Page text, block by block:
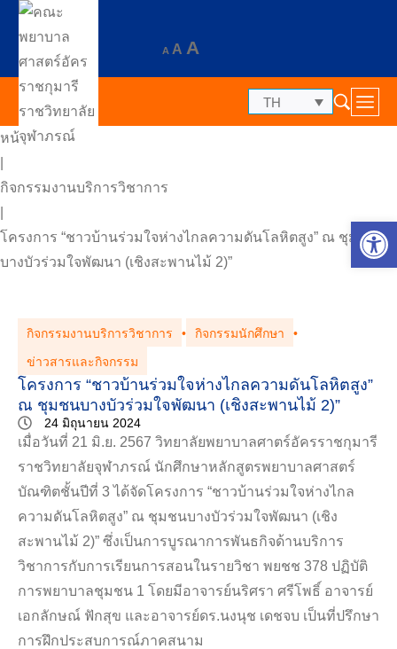
A A A
TH
หน้าแรก
กิจกรรมงานบริการวิชาการ
โครงการ “ชาวบ้านร่วมใจห่างไกลความดันโลหิตสูง” ณ ชุมชน
บางบัวร่วมใจพัฒนา (เชิงสะพานไม้ 2)”
กิจกรรมงานบริการวิชาการ • กิจกรรมนักศึกษา
•
ข่าวสารและกิจกรรม
โครงการ “ชาวบ้านร่วมใจห่างไกลความดันโลหิตสูง”
ณ ชุมชนบางบัวร่วมใจพัฒนา (เชิงสะพานไม้ 2)”
24 มิถุนายน 2024
เมื่อวันที่ 21 มิ.ย. 2567 วิทยาลัยพยาบาลศาตร์อัครราชกุมารี
ราชวิทยาลัยจุฬาภรณ์ นักศึกษาหลักสูตรพยาบาลศาสตร์
บัณฑิตชั้นปีที่ 3 ได้จัดโครงการ “ชาวบ้านร่วมใจห่างไกล
ความดันโลหิตสูง” ณ ชุมชนบางบัวร่วมใจพัฒนา (เชิง
สะพานไม้ 2)” ซึ่งเป็นการบูรณาการพันธกิจด้านบริการ
วิชาการกับการเรียนการสอนในรายวิชา พยชช 378 ปฏิบัติ
การพยาบาลชุมชน 1 โดยมีอาจารย์นริศรา ศรีโพธิ์ อาจารย์
เอกลักษณ์ ฟักสุข และอาจารย์ดร.นงนุช เดชจบ เป็นที่ปรึกษา
การฝึกประสบการณ์ภาคสนาม